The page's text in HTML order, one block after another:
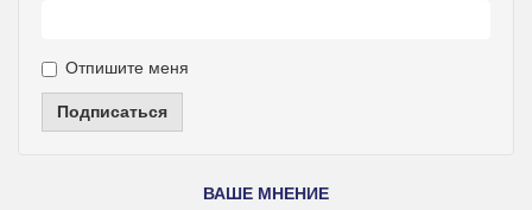
Отпишите меня
Подписаться
ВАШЕ МНЕНИЕ